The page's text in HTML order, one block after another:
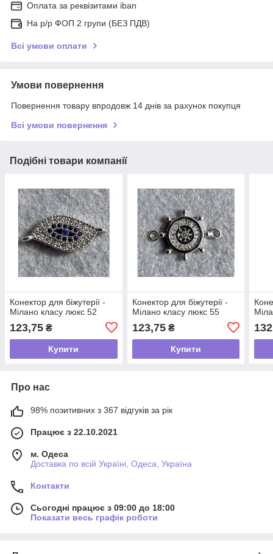
Оплата за реквізитами iban
На р/р ФОП 2 групи (БЕЗ ПДВ)
Всі умови оплати
Умови повернення
Повернення товару впродовж 14 днів за рахунок покупця
Всі умови повернення
Подібні товари компанії
Конектор для біжутерії -
Мілано класу люкс 52
123,75 ₴
Купити
Конектор для біжутерії -
Мілано класу люкс 55
123,75₴
Купити
132
Про нас
98% позитивних з 367 відгуків за рік
Працює з 22.10.2021
м. Одеса
Доставка по всій Україні, Одеса, Україна
Контакти
Сьогодні працює з 09:00 до 18:00
Показати весь графік роботи